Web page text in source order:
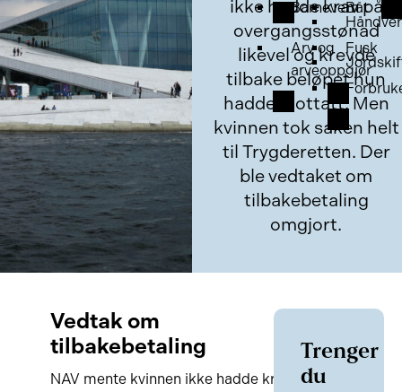
Barnevern
Arv og
arveoppgjør
Båt
Fusk
ikke hadde krav på
overgangsstønad
likevel og krevde
tilbake beløpet hun
hadde mottatt. Men
kvinnen tok saken helt
til Trygderetten. Der
ble vedtaket om
tilbakebetaling
omgjort.
Vedtak om
tilbakebetaling
NAV mente kvinnen ikke hadde krav
Trenger
du